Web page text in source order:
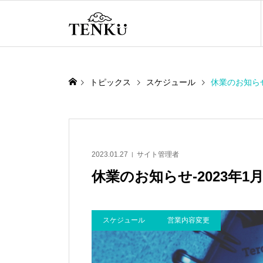
トピックス スケジュール 休業のお知
2023.01.27 サイト管理者
休業のお知らせ-2023年1
スケジュール 営業内容変更